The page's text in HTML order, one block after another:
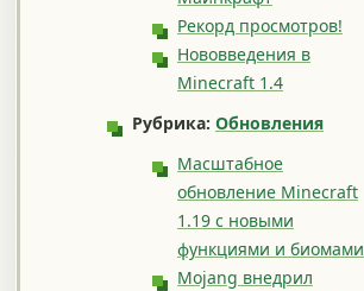
Рекорд просмотров!
Нововведения в
Minecraft 1.4
Рубрика: Обновления
Масштабное
обновление Minecraft
1.19 с новыми
функциями и биомами
Mojang внедрил